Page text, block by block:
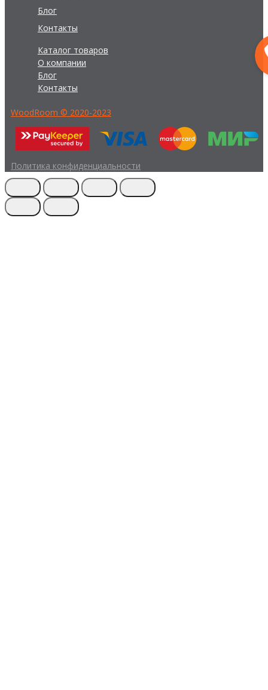
Блог
Контакты
Каталог товаров
О компании
Блог
Контакты
WoodRoom © 2020-2023
Политика конфиденциальности